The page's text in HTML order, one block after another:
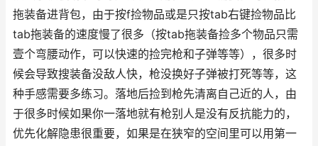
拖装备进背包，由于按f捡物品或是只按tab右键捡物品比
tab拖装备的速度慢了很多（按tab拖装备捡多个物品只需
壹个弯腰动作，可以快速的捡完枪和子弹等等），很多时
候会导致搜装备没敌人快，枪没换好子弹被打死等等，这
种手感需要多练习。落地后捡到枪先清离自己近的人，由
于很多时候如果你一落地就有枪别人是没有反抗能力的，
优先化解隐患很重要，如果是在狭窄的空间里可以用第一